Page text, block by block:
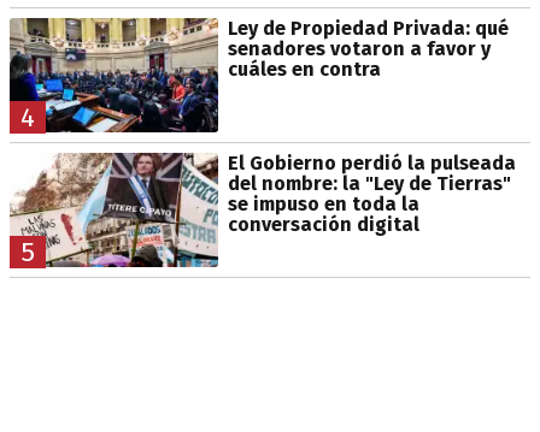
4
Ley de Propiedad Privada: qué
senadores votaron a favor y
cuáles en contra
5
El Gobierno perdió la pulseada
del nombre: la "Ley de Tierras"
se impuso en toda la
conversación digital